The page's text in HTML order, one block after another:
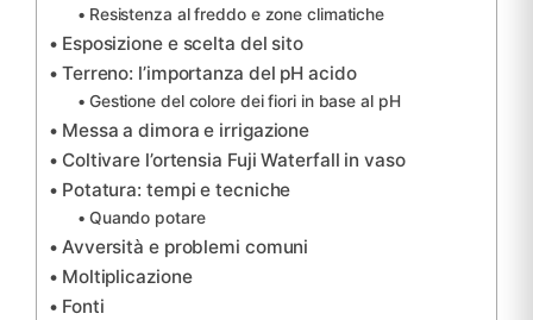
Resistenza al freddo e zone climatiche
Esposizione e scelta del sito
Terreno: l’importanza del pH acido
Gestione del colore dei fiori in base al pH
Messa a dimora e irrigazione
Coltivare l’ortensia Fuji Waterfall in vaso
Potatura: tempi e tecniche
Quando potare
Avversità e problemi comuni
Moltiplicazione
Fonti